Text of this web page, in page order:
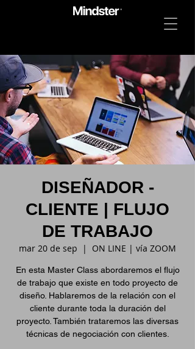
DISEÑADOR -
CLIENTE | FLUJO
DE TRABAJO
mar 20 de sep
  |
ON LINE | vía ZOOM
En esta Master Class abordaremos el flujo
de trabajo que existe en todo proyecto de
diseño. Hablaremos de la relación con el
cliente durante toda la duración del
proyecto. También trataremos las diversas
técnicas de negociación con clientes.